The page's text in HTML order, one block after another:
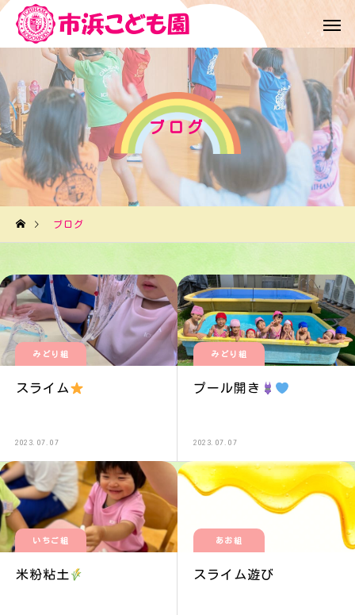
ブログ
ブログ
みどり組
スライム
2023.07.07
みどり組
プール開き
2023.07.07
いちご組
米粉粘土
あお組
スライム遊び